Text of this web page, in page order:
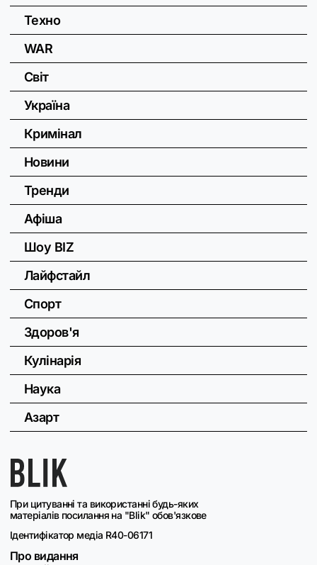
При цитуванні та використанні будь-яких
матеріалів посилання на "Blik" обов'язкове
Ідентифікатор медіа R40-06171
Про видання
Техно
WAR
Світ
Україна
Кримінал
Новини
Тренди
Афіша
Шоу BIZ
Лайфстайл
Спорт
Здоров'я
Кулінарія
Наука
Азарт